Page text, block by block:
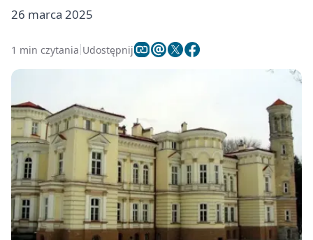
26 marca 2025
1 min czytania Udostępnij